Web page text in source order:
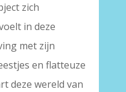
zich
in deze
met zijn
en flatteuze
deze wereld van